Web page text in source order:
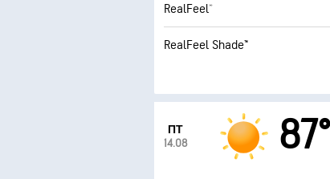
RealFeel®
RealFeel Shade™
ПТ
14.08
87°